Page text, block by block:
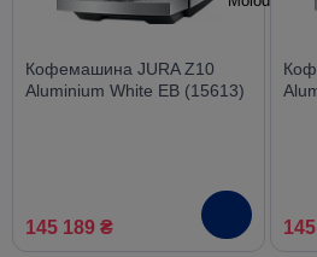
Кофемашина JURA Z10
Aluminium White EB (15613)
145 189 ₴